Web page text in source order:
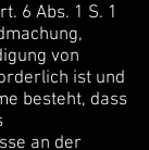
6 Abs. 1 S. 1
von
ist und
besteht, dass
an der